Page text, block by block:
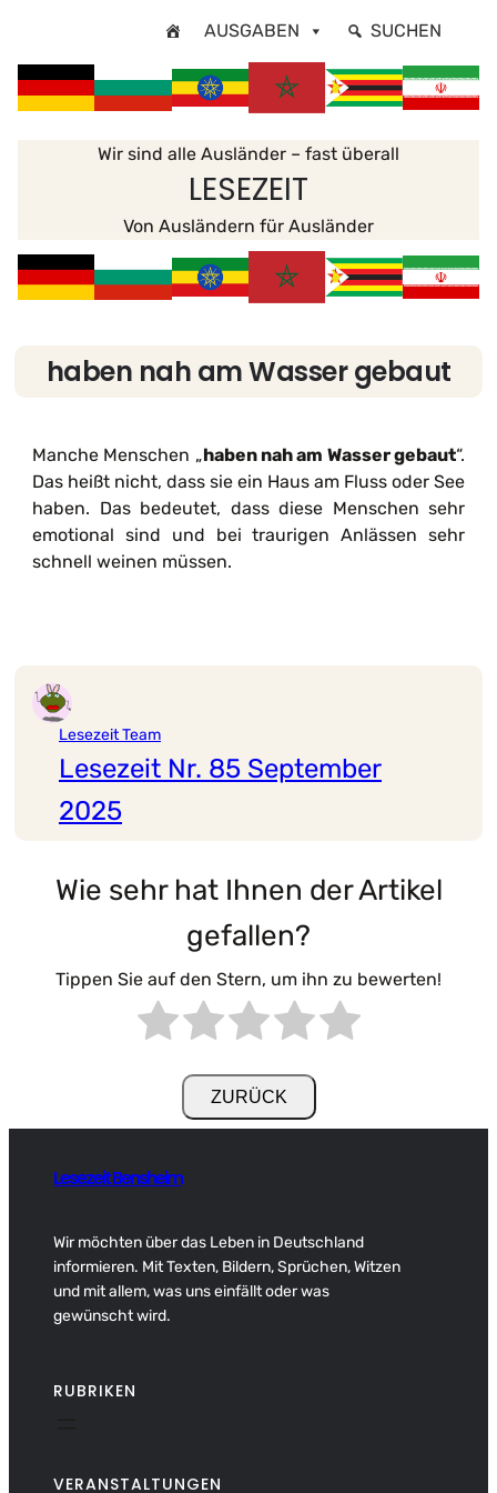
springen
AUSGABEN SUCHEN
Wir sind alle Ausländer – fast überall
LESEZEIT
Von Ausländern für Ausländer
haben nah am Wasser gebaut
Manche Menschen „haben nah am Wasser gebaut“.
Das heißt nicht, dass sie ein Haus am Fluss oder See
haben. Das bedeutet, dass diese Menschen sehr
emotional sind und bei traurigen Anlässen sehr
schnell weinen müssen.
Lesezeit Team
Lesezeit Nr. 85 September
2025
Wie sehr hat Ihnen der Artikel
gefallen?
Tippen Sie auf den Stern, um ihn zu bewerten!
Lesezeit Bensheim
Wir möchten über das Leben in Deutschland
informieren. Mit Texten, Bildern, Sprüchen, Witzen
und mit allem, was uns einfällt oder was
gewünscht wird.
RUBRIKEN
VERANSTALTUNGEN